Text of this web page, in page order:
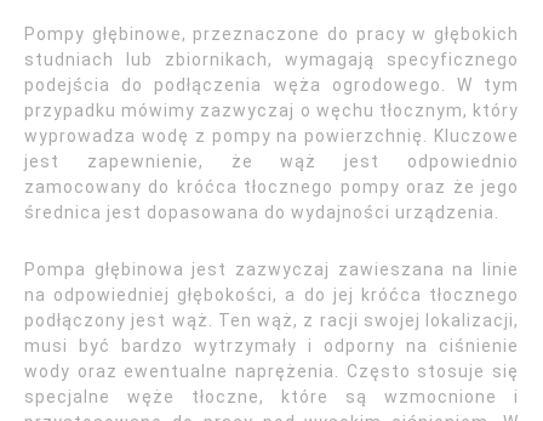
Pompy głębinowe, przeznaczone do pracy w głębokich
studniach lub zbiornikach, wymagają specyficznego
podejścia do podłączenia węża ogrodowego. W tym
przypadku mówimy zazwyczaj o węchu tłocznym, który
wyprowadza wodę z pompy na powierzchnię. Kluczowe
jest zapewnienie, że wąż jest odpowiednio
zamocowany do króćca tłocznego pompy oraz że jego
średnica jest dopasowana do wydajności urządzenia.
Pompa głębinowa jest zazwyczaj zawieszana na linie
na odpowiedniej głębokości, a do jej króćca tłocznego
podłączony jest wąż. Ten wąż, z racji swojej lokalizacji,
musi być bardzo wytrzymały i odporny na ciśnienie
wody oraz ewentualne naprężenia. Często stosuje się
specjalne węże tłoczne, które są wzmocnione i